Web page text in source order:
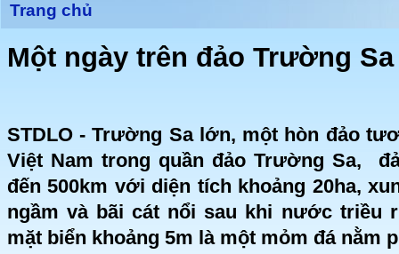
Trang chủ
Một ngày trên đảo Trường
STDLO - Trường Sa lớn, một hòn đảo
Việt Nam trong quần đảo Trường Sa,
đến 500km với diện tích khoảng 20ha,
ngầm và bãi cát nổi sau khi nước triều
mặt biển khoảng 5m là một mỏm đá nằm